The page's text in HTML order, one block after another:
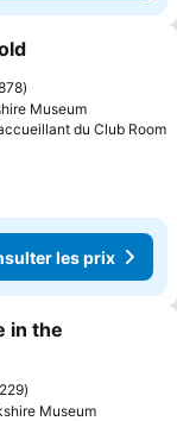
favoris
Museum
du Club Room
les prix
favoris
in the
Museum